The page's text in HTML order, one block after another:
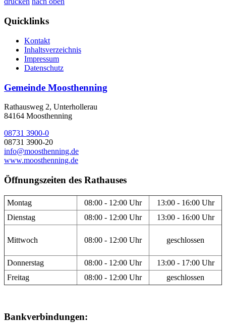
Quicklinks
Kontakt
Inhaltsverzeichnis
Impressum
Datenschutz
Gemeinde Moosthenning
Rathausweg 2, Unterhollerau
84164 Moosthenning
08731 3900-0
08731 3900-20
info@moosthenning.de
www.moosthenning.de
Öffnungszeiten des Rathauses
Montag 08:00 - 12:00 Uhr
13:00 - 16:00 Uhr
Dienstag
08:00 - 12:00 Uhr 13:00 - 16:00 Uhr
Mittwoch 08:00 - 12:00 Uhr geschlossen
Donnerstag 08:00 - 12:00 Uhr
13:00 - 17:00 Uhr
Freitag
08:00 - 12:00 Uhr geschlossen
Bankverbindungen: